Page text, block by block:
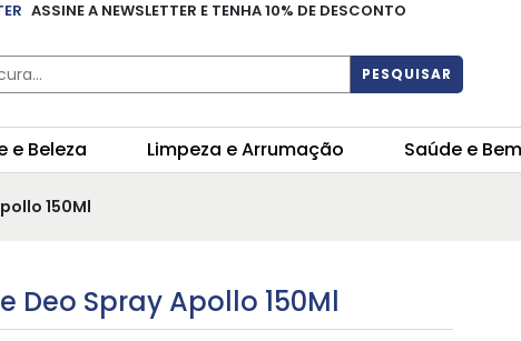
ASSINE A NEWSLETTER E TENHA 10% DE DESCONTO
PESQUISAR
e Beleza Limpeza e Arrumação Saúde e
150Ml
Deo Spray Apollo 150Ml